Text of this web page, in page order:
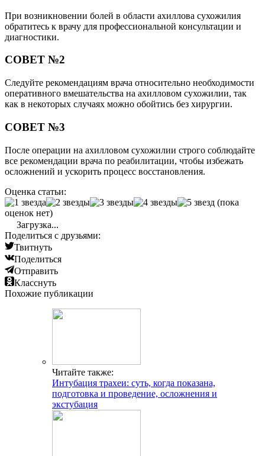
При возникновении болей в области ахиллова сухожилия
обратитесь к врачу для профессиональной консультации и
диагностики.
СОВЕТ №2
Следуйте рекомендациям врача относительно необходимости
оперативного вмешательства на ахилловом сухожилии, так
как в некоторых случаях можно обойтись без хирургии.
СОВЕТ №3
После операции на ахилловом сухожилии строго соблюдайте
все рекомендации врача по реабилитации, чтобы избежать
осложнений и ускорить процесс восстановления.
Оценка статьи:
(пока
оценок нет)
Загрузка...
Поделиться с друзьями:
Твитнуть
Поделиться
Отправить
Класснуть
Похожие публикации
Читайте также:
Интубация трахеи: суть, когда показана,
подготовка и проведение, осложнения и
экстубация